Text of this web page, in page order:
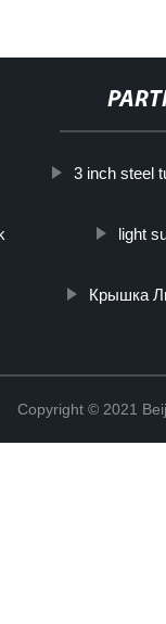
3 inch steel
light
Крышка
Copyright © 2021